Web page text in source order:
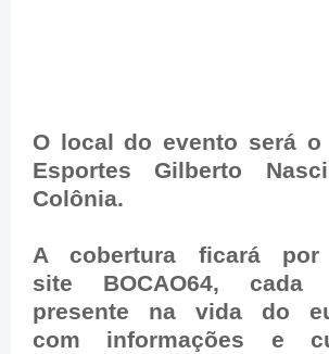
O local do evento será o
Esportes Gilberto
Colônia.
A cobertura ficará
site BOCAO64,
presente na vida do
com informações e